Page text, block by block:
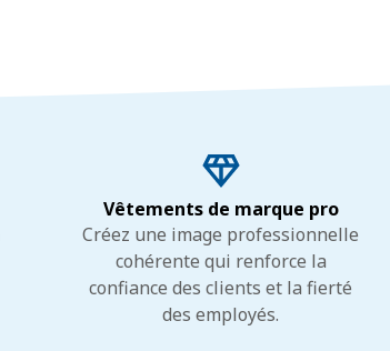
Vêtements de marque pro
Créez une image professionnelle
cohérente qui renforce la
confiance des clients et la fierté
des employés.